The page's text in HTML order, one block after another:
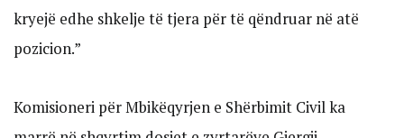
kryejë edhe shkelje të tjera për të qëndruar në atë
pozicion.”
Komisioneri për Mbikëqyrjen e Shërbimit Civil ka